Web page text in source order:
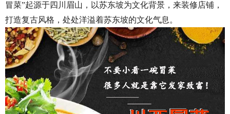
冒菜”起源于四川眉山，以苏东坡为文化背景，来装修店铺，
打造复古风格，处处洋溢着苏东坡的文化气息。